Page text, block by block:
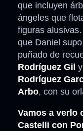
que incluyen
ángeles que
figuras
que Daniel
puñado de
Rodríguez Gil
Rodríguez
Arbo, con su
Vamos a verlo
Castelli con